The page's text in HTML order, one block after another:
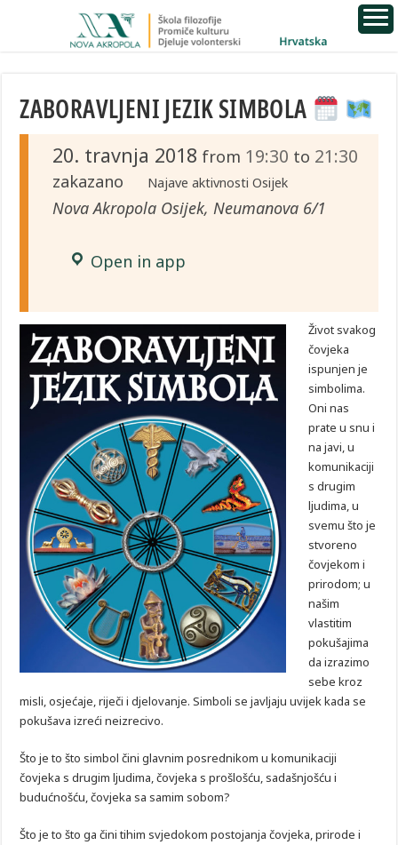
ZABORAVLJENI JEZIK SIMBOLA
20. travnja 2018 from 19:30 to 21:30
zakazano Najave aktivnosti Osijek
Nova Akropola Osijek, Neumanova 6/1
Open in app
Život svakog
čovjeka
ispunjen je
simbolima.
Oni nas
prate u snu i
na javi, u
komunikaciji
s drugim
ljudima, u
svemu što je
stvoreno
čovjekom i
prirodom; u
našim
vlastitim
pokušajima
da izrazimo
sebe kroz
misli, osjećaje, riječi i djelovanje. Simboli se javljaju uvijek kada se
pokušava izreći neizrecivo.
Što je to što simbol čini glavnim posrednikom u komunikaciji
čovjeka s drugim ljudima, čovjeka s prošlošću, sadašnjošću i
budućnošću, čovjeka sa samim sobom?
Što je to što ga čini tihim svjedokom postojanja čovjeka, prirode i